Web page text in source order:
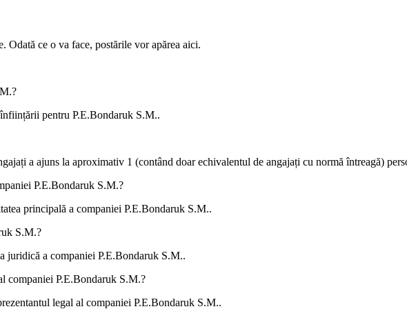
Odată ce o va face, postările vor apărea aici.
?
înființării pentru P.E.Bondaruk S.M..
a ajuns la aproximativ 1 (contând doar echivalentul de angajați cu normă întreagă)
P.E.Bondaruk S.M.?
principală a companiei P.E.Bondaruk S.M..
S.M.?
juridică a companiei P.E.Bondaruk S.M..
companiei P.E.Bondaruk S.M.?
legal al companiei P.E.Bondaruk S.M..